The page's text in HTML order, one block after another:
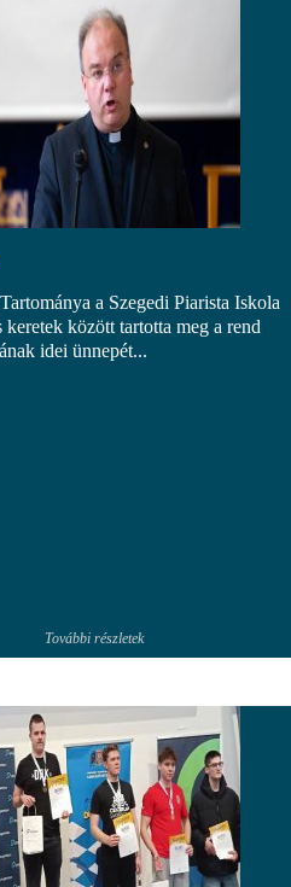
a Szegedi Piarista Iskola
keretek között tartotta meg a rend
idei ünnepét...
További részletek